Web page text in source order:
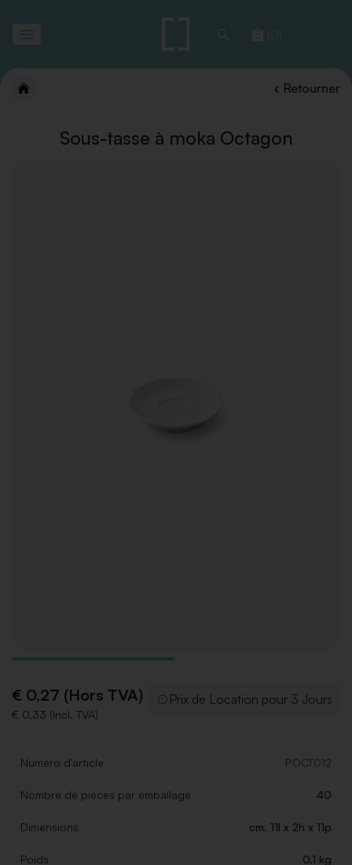
(0)
Retourner
Sous-tasse à moka Octagon
€ 0,27 (Hors TVA)
€ 0,33 (Incl. TVA)
Prix de Location pour 3 Jours
Numéro d'article POCT012
Nombre de pièces par emballage 40
Dimensions cm. 11l x 2h x 11p
Poids 0.1 kg